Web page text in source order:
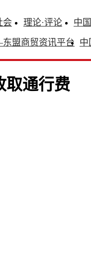
会 理论·评论 中
盟商贸资讯平台 中
取通行费